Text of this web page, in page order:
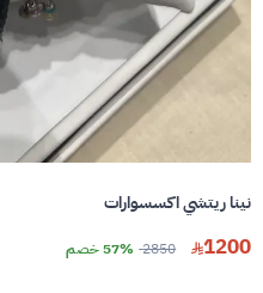
نينا ريتشي اكسسوارات
1200
2850 57% خصم